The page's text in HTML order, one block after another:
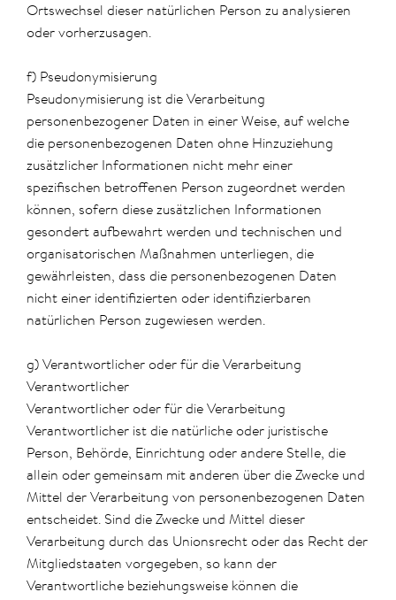
Ortswechsel dieser natürlichen Person zu analysieren
oder vorherzusagen.
f) Pseudonymisierung
Pseudonymisierung ist die Verarbeitung
personenbezogener Daten in einer Weise, auf welche
die personenbezogenen Daten ohne Hinzuziehung
zusätzlicher Informationen nicht mehr einer
spezifischen betroffenen Person zugeordnet werden
können, sofern diese zusätzlichen Informationen
gesondert aufbewahrt werden und technischen und
organisatorischen Maßnahmen unterliegen, die
gewährleisten, dass die personenbezogenen Daten
nicht einer identifizierten oder identifizierbaren
natürlichen Person zugewiesen werden.
g) Verantwortlicher oder für die Verarbeitung
Verantwortlicher
Verantwortlicher oder für die Verarbeitung
Verantwortlicher ist die natürliche oder juristische
Person, Behörde, Einrichtung oder andere Stelle, die
allein oder gemeinsam mit anderen über die Zwecke und
Mittel der Verarbeitung von personenbezogenen Daten
entscheidet. Sind die Zwecke und Mittel dieser
Verarbeitung durch das Unionsrecht oder das Recht der
Mitgliedstaaten vorgegeben, so kann der
Verantwortliche beziehungsweise können die